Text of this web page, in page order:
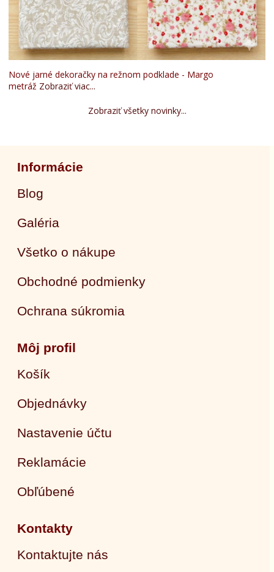
Nové jarné dekoračky na režnom podklade - Margo
metráž Zobraziť viac...
Zobraziť všetky novinky...
Informácie
Blog
Galéria
Všetko o nákupe
Obchodné podmienky
Ochrana súkromia
Môj profil
Košík
Objednávky
Nastavenie účtu
Reklamácie
Obľúbené
Kontakty
Kontaktujte nás